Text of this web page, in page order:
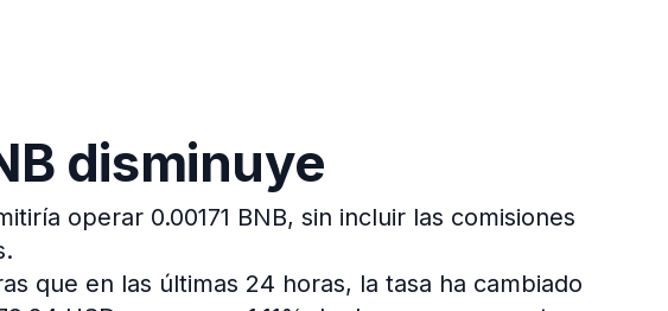
disminuye
operar 0.00171 BNB, sin incluir las comisiones
que en las últimas 24 horas, la tasa ha cambiado